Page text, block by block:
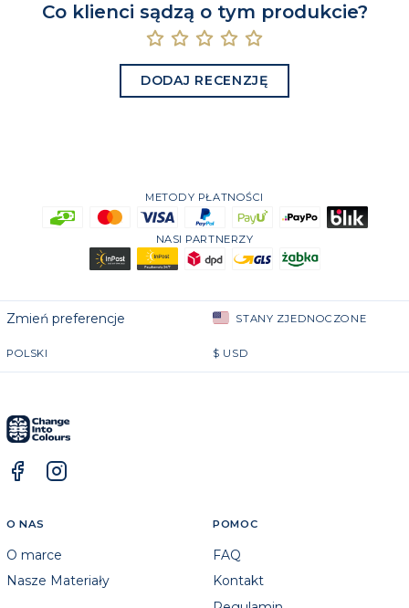
Co klienci sądzą o tym produkcie?
DODAJ RECENZJĘ
METODY PŁATNOŚCI
NASI PARTNERZY
Zmień preferencje STANY ZJEDNOCZONE
POLSKI $ USD
O NAS
O marce
Nasze Materiały
POMOC
FAQ
Kontakt